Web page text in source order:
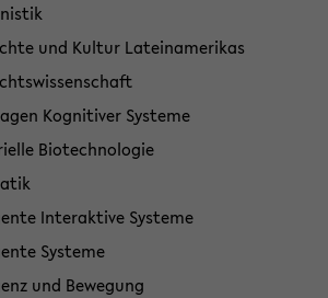
und Kultur Lateinamerikas
Kognitiver Systeme
Biotechnologie
Interaktive Systeme
Systeme
und Bewegung